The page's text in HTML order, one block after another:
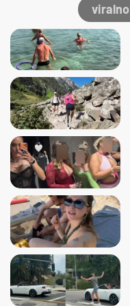
viralno